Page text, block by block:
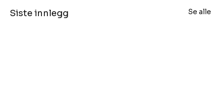
Siste innlegg Se alle